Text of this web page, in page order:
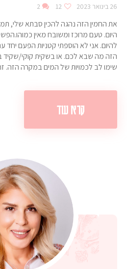
26 בינואר 2023 12
2
את החמין הזה נהגה להכין סבתא שלי,
היום. טעם מרוכז ומשובח מאין
להיום. אני לא הוספתי קטניות הפעם יחד
הזה מה שבא לכם. או בשקית קוקי/שקיד
שימו לב לכמויות של המים במקרה
קרא עוד